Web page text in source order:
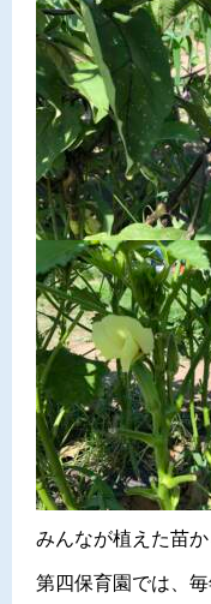
みんなが植えた苗
第四保育園では、